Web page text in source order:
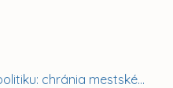
Košice menia sociálnu politiku: chránia mestské byty...